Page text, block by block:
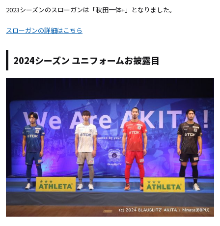
2023シーズンのスローガンは「秋田一体+」となりました。
スローガンの詳細はこちら
2024シーズン ユニフォームお披露目